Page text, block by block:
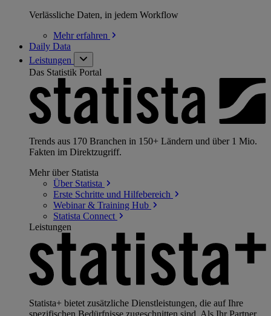
Verlässliche Daten, in jedem Workflow
Mehrerfahren
Daily Data
Leistungen
Das Statistik Portal
Trends aus 170 Branchen in 150+ Ländern und über 1 Mio.
Fakten im Direktzugriff.
Mehr über Statista
Über Statista
Erste Schritte und Hilfebereich
Webinar & Training Hub
Statista Connect
Leistungen
Statista+ bietet zusätzliche Dienstleistungen, die auf Ihre
spezifischen Bedürfnisse zugeschnitten sind. Als Ihr Partner